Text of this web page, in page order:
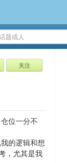
关注
位一分不
的逻辑和想
，尤其是我